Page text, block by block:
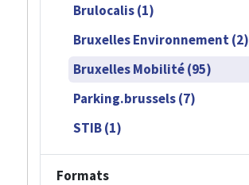
Brulocalis (1)
Bruxelles Environnement (2)
Bruxelles Mobilité (95)
Parking.brussels (7)
STIB (1)
Formats